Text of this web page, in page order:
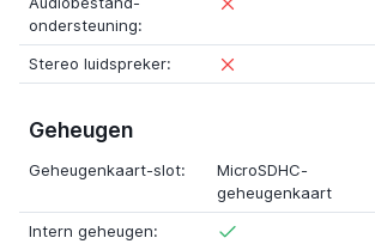
ondersteuning:
Stereo luidspreker:
Geheugen
Geheugenkaart-slot:
MicroSDHC-
geheugenkaart
Intern geheugen: